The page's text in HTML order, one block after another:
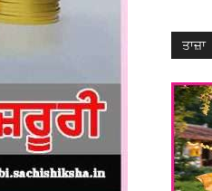
ਤਾਜ਼ਾ